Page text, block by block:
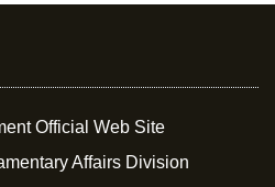
Official Web Site
Affairs Division